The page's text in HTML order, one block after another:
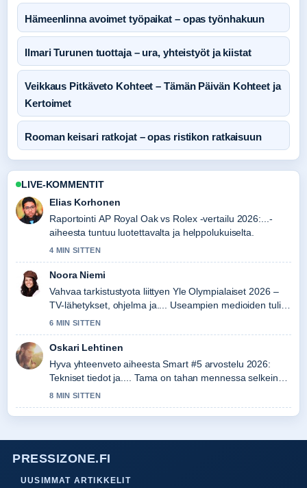
Hämeenlinna avoimet työpaikat – opas työnhakuun
Ilmari Turunen tuottaja – ura, yhteistyöt ja kiistat
Veikkaus Pitkäveto Kohteet – Tämän Päivän Kohteet ja
Kertoimet
Rooman keisari ratkojat – opas ristikon ratkaisuun
LIVE-KOMMENTIT
Elias Korhonen
Raportointi AP Royal Oak vs Rolex -vertailu 2026:...-
aiheesta tuntuu luotettavalta ja helppolukuiselta.
4 MIN SITTEN
Noora Niemi
Vahvaa tarkistustyota liittyen Yle Olympialaiset 2026 –
TV-lähetykset, ohjelma ja.... Useampien medioiden tulisi
kirjoittaa nain.
6 MIN SITTEN
Oskari Lehtinen
Hyva yhteenveto aiheesta Smart #5 arvostelu 2026:
Tekniset tiedot ja.... Tama on tahan mennessa selkein
kooste tanaan.
8 MIN SITTEN
PRESSIZONE.FI
UUSIMMAT ARTIKKELIT